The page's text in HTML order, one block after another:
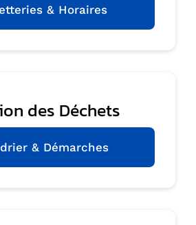
& Horaires
des Déchets
& Démarches